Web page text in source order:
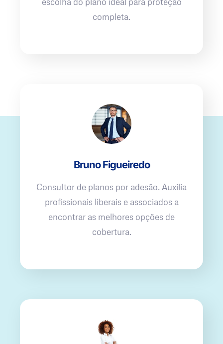
completa.
Bruno Figueiredo
Consultor de planos por adesão. Auxilia
profissionais liberais e associados a
encontrar as melhores opções de
cobertura.